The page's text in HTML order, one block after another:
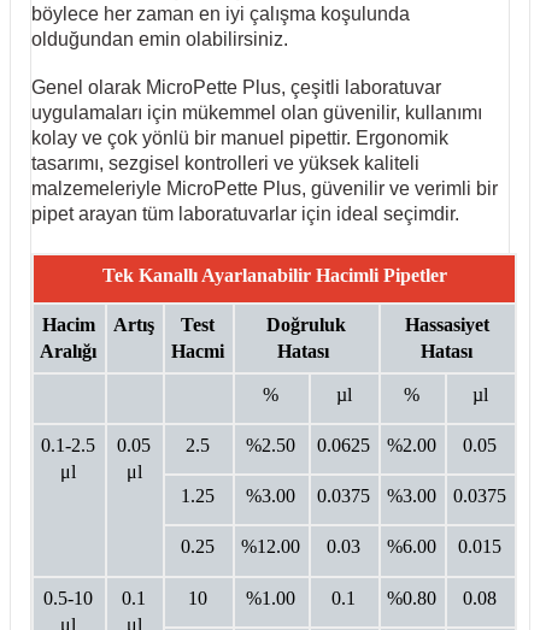
böylece her zaman en iyi çalışma koşulunda
olduğundan emin olabilirsiniz.
Genel olarak MicroPette Plus, çeşitli laboratuvar
uygulamaları için mükemmel olan güvenilir, kullanımı
kolay ve çok yönlü bir manuel pipettir. Ergonomik
tasarımı, sezgisel kontrolleri ve yüksek kaliteli
malzemeleriyle MicroPette Plus, güvenilir ve verimli bir
pipet arayan tüm laboratuvarlar için ideal seçimdir.
Tek Kanallı Ayarlanabilir Hacimli Pipetler
Hacim
Aralığı
Artış
Test
Hacmi
Doğruluk
Hatası
Hassasiyet
Hatası
% µl % µl
0.1-2.5
μl
0.05
μl
2.5 %2.50 0.0625 %2.00 0.05
1.25 %3.00 0.0375 %3.00 0.0375
0.25 %12.00 0.03 %6.00 0.015
0.5-10
μl
0.1
μl
10 %1.00 0.1 %0.80 0.08